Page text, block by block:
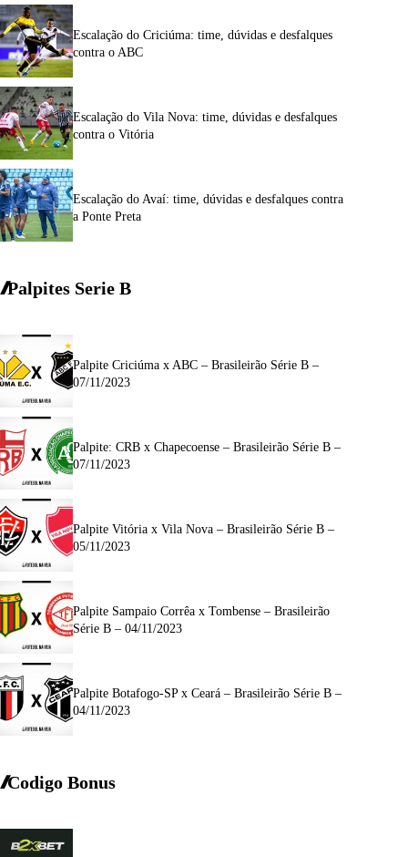
Escalação do Criciúma: time, dúvidas e desfalques
contra o ABC
Escalação do Vila Nova: time, dúvidas e desfalques
contra o Vitória
Escalação do Avaí: time, dúvidas e desfalques contra
a Ponte Preta
Palpites Serie B
Palpite Criciúma x ABC – Brasileirão Série B –
07/11/2023
Palpite: CRB x Chapecoense – Brasileirão Série B –
07/11/2023
Palpite Vitória x Vila Nova – Brasileirão Série B –
05/11/2023
Palpite Sampaio Corrêa x Tombense – Brasileirão
Série B – 04/11/2023
Palpite Botafogo-SP x Ceará – Brasileirão Série B –
04/11/2023
Codigo Bonus